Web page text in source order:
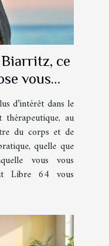
ce
vous
!
d’intérêt dans le
thérapeutique, au
du corps et de
quelle que
vous vous
Libre 64 vous